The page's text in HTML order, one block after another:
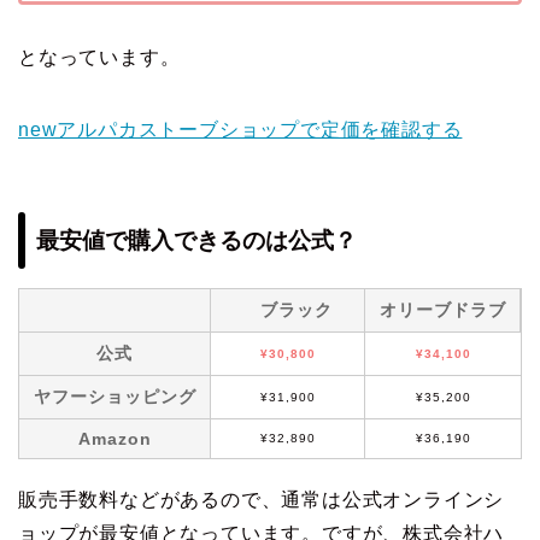
となっています。
newアルパカストーブショップで定価を確認する
最安値で購入できるのは公式？
ブラック オリーブドラブ
公式 ¥30,800 ¥34,100
ヤフーショッピング ¥31,900 ¥35,200
Amazon ¥32,890 ¥36,190
販売手数料などがあるので、通常は公式オンラインシ
ョップが最安値となっています。ですが、株式会社ハ